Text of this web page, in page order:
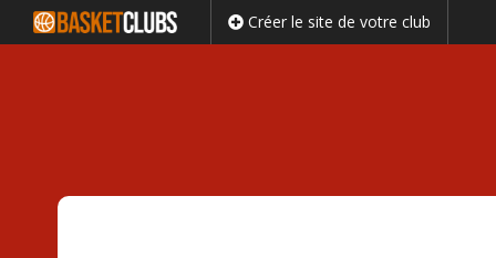
Créer le site de votre club